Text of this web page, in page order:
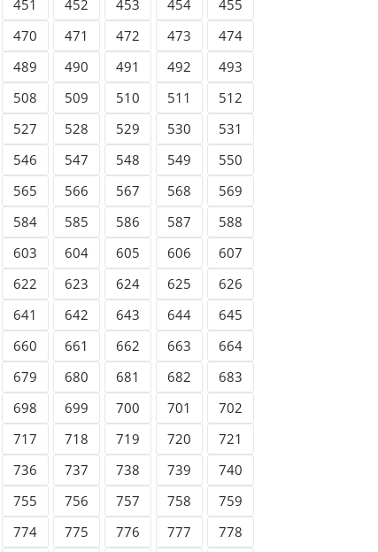
451 452 453 454
455
470 471 472 473
474
489 490 491 492
493
508 509 510 511
512
527 528 529 530
531
546 547 548 549
550
565 566 567 568
569
584 585 586 587
588
603 604 605 606
607
622 623 624 625
626
641 642 643 644
645
660 661 662 663
664
679 680 681 682
683
698 699 700 701
702
717 718 719 720
721
736 737 738 739
740
755 756 757 758
759
774 775 776 777
778